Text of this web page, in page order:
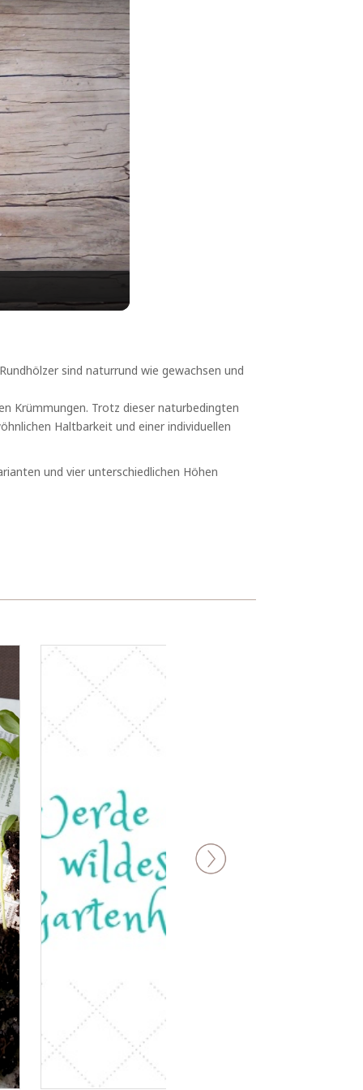
sind naturrund wie gewachsen und
Krümmungen. Trotz dieser naturbedingten
Haltbarkeit und einer individuellen
und vier unterschiedlichen Höhen